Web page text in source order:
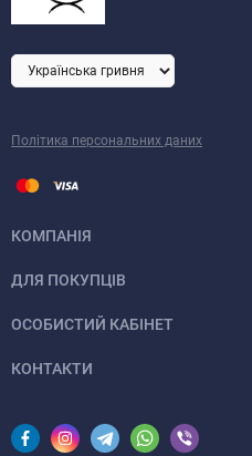
Політика персональних даних
КОМПАНІЯ
ДЛЯ ПОКУПЦІВ
ОСОБИСТИЙ КАБІНЕТ
КОНТАКТИ